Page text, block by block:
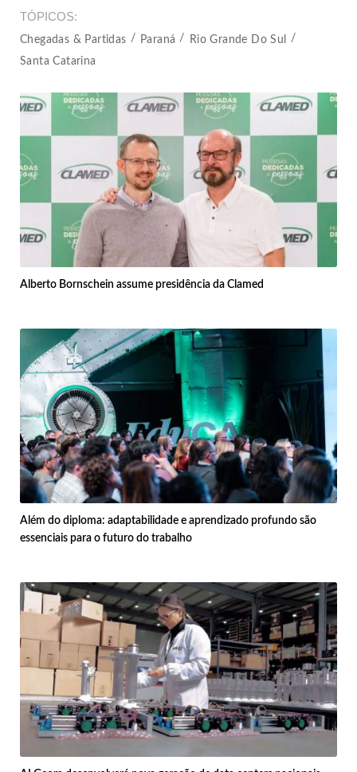
TÓPICOS
Chegadas & Partidas Paraná
Rio Grande Do Sul
Santa Catarina
Alberto Bornschein assume presidência da Clamed
Além do diploma: adaptabilidade e aprendizado profundo são
essenciais para o futuro do trabalho